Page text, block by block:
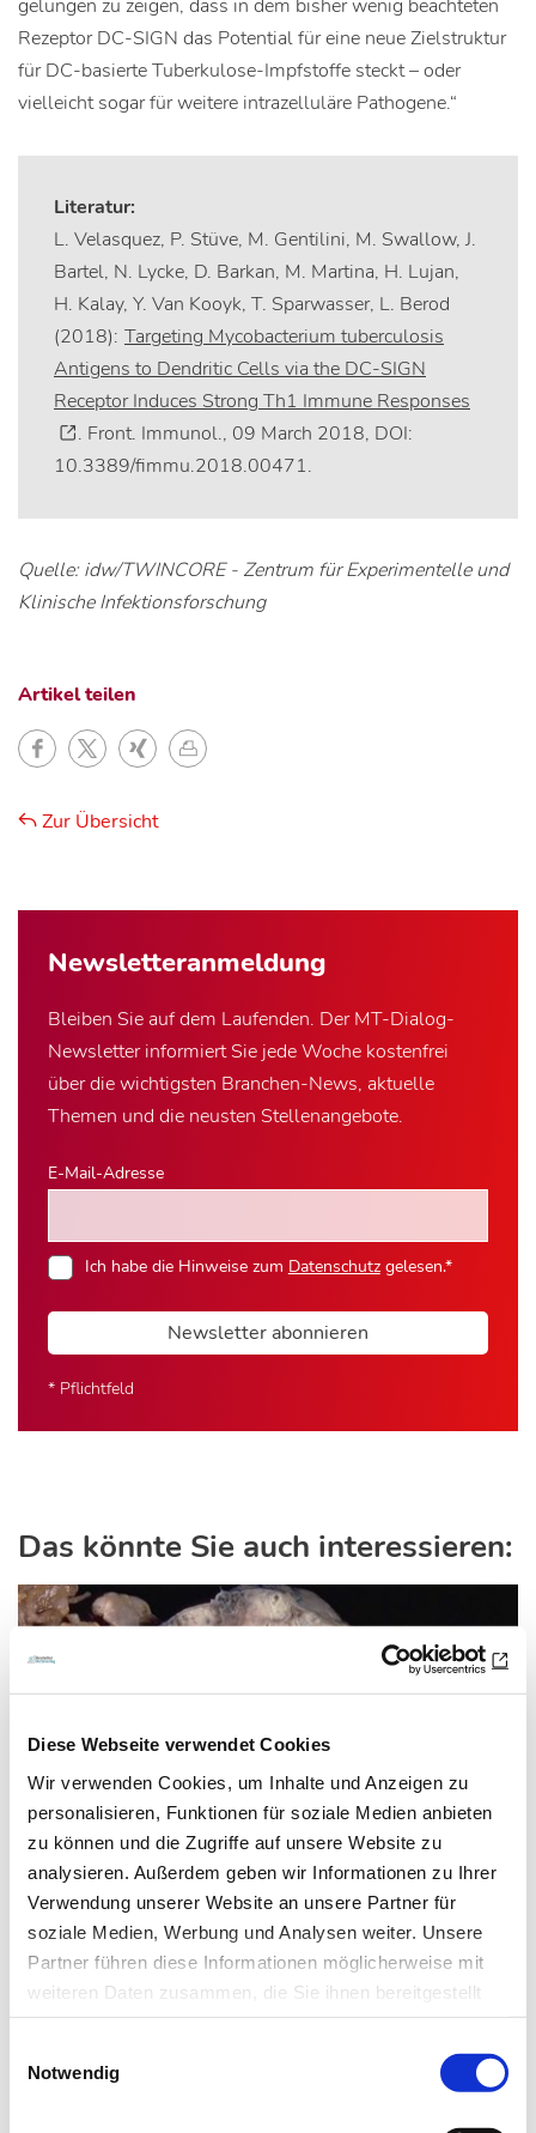
Diese Webseite verwendet Cookies
Wir verwenden Cookies, um Inhalte und Anzeigen zu
personalisieren, Funktionen für soziale Medien anbieten
zu können und die Zugriffe auf unsere Website zu
analysieren. Außerdem geben wir Informationen zu Ihrer
Verwendung unserer Website an unsere Partner für
soziale Medien, Werbung und Analysen weiter. Unsere
Partner führen diese Informationen möglicherweise mit
weiteren Daten zusammen, die Sie ihnen bereitgestellt
haben oder die sie im Rahmen Ihrer Nutzung der Dienste
Notwendig
Newsletter­anmeldung
Bleiben Sie auf dem Laufenden. Der MT-Dialog-
Newsletter informiert Sie jede Woche kostenfrei
über die wichtigsten Branchen-News, aktuelle
Themen und die neusten Stellenangebote.
E-Mail-Adresse
Ich habe die Hinweise zum Datenschutzgelesen.*
Newsletter abonnieren
* Pflichtfeld
gelungen zu zeigen, dass in dem bisher wenig beachteten
Rezeptor DC-SIGN das Potential für eine neue Zielstruktur
für DC-basierte Tuberkulose-Impfstoffe steckt – oder
vielleicht sogar für weitere intrazelluläre Pathogene.“
Literatur:
L. Velasquez, P. Stüve, M. Gentilini, M. Swallow, J.
Bartel, N. Lycke, D. Barkan, M. Martina, H. Lujan,
H. Kalay, Y. Van Kooyk, T. Sparwasser, L. Berod
(2018): Targeting Mycobacterium tuberculosis
Antigens to Dendritic Cells via the DC-SIGN
Receptor Induces Strong Th1 Immune Responses
. Front. Immunol., 09 March 2018, DOI:
10.3389/fimmu.2018.00471.
Quelle: idw/TWINCORE - Zentrum für Experimentelle und
Klinische Infektionsforschung
Artikel teilen
Zur Übersicht
Das könnte Sie auch interessieren:
24.03.17 lz
Täglich sterben 4.900 Menschen an
Tuberkulose